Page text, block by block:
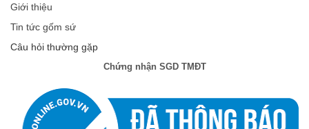
Giới thiệu
Tin tức gốm sứ
Câu hỏi thường gặp
Chứng nhận SGD TMĐT